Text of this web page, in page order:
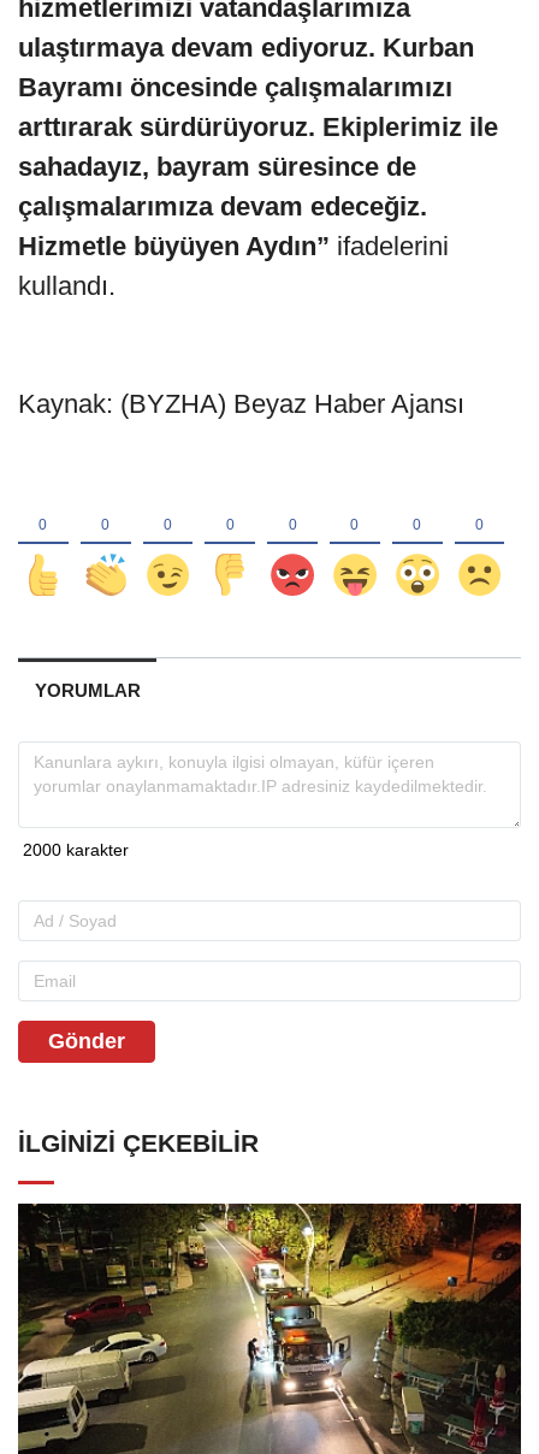
hizmetlerimizi vatandaşlarımıza
ulaştırmaya devam ediyoruz. Kurban
Bayramı öncesinde çalışmalarımızı
arttırarak sürdürüyoruz. Ekiplerimiz ile
sahadayız, bayram süresince de
çalışmalarımıza devam edeceğiz.
Hizmetle büyüyen Aydın” ifadelerini
kullandı.
Kaynak: (BYZHA) Beyaz Haber Ajansı
YORUMLAR
Gönder
İLGINIZI ÇEKEBILIR